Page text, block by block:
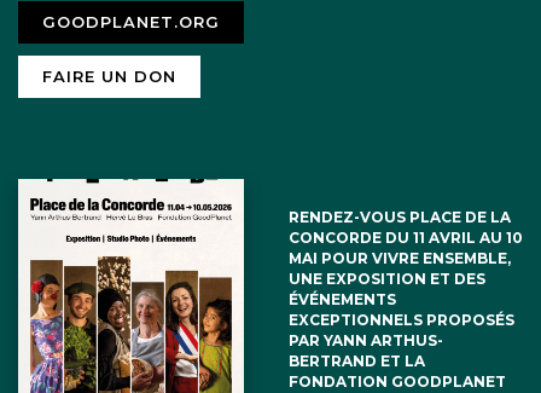
GOODPLANET.ORG
FAIRE UN DON
RENDEZ-VOUS PLACE DE LA
CONCORDE DU 11 AVRIL AU 10
MAI POUR VIVRE ENSEMBLE,
UNE EXPOSITION ET DES
ÉVÉNEMENTS
EXCEPTIONNELS PROPOSÉS
PAR YANN ARTHUS-
BERTRAND ET LA
FONDATION GOODPLANET